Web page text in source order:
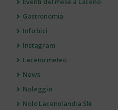
Gastronomia
Info bici
Instagram
Laceno meteo
News
Noleggio
Nolo Lacenolandia Ski